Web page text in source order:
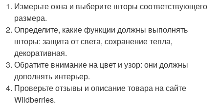
Измерьте окна и выберите шторы соответствующего
размера.
Определите, какие функции должны выполнять
шторы: защита от света, сохранение тепла,
декоративная.
Обратите внимание на цвет и узор: они должны
дополнять интерьер.
Проверьте отзывы и описание товара на сайте
Wildberries.